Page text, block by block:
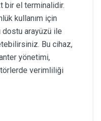
bir el terminalidir.
kullanım için
dostu arayüzü ile
Bu cihaz,
yönetimi,
verimliliği